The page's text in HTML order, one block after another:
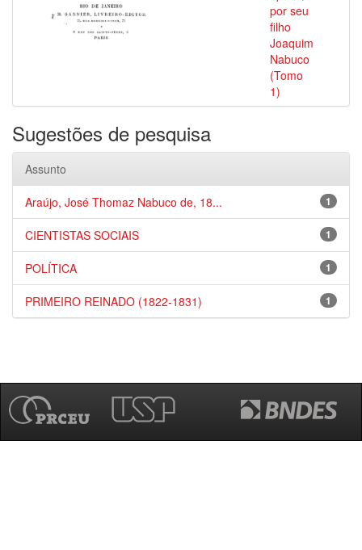
por seu
filho
Joaquim
Nabuco
(Tomo
1)
Sugestões de pesquisa
Assunto
1
Araújo, José Thomaz Nabuco de, 18...
1
CIENTISTAS SOCIAIS
1
POLÍTICA
1
PRIMEIRO REINADO (1822-1831)